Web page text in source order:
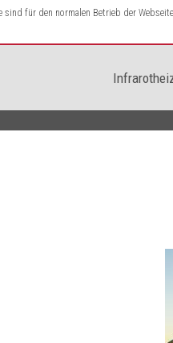
für den normalen Betrieb der